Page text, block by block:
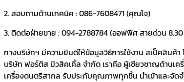
2. สอบถามด้านเทคนิค : 086-7608471 (คุณโจ)
3. ติดต่อฝ่ายขาย : 094-2788784 (ออฟฟิศ สายด่วน
ทางบริษัทฯ มีความยินดีให้ข้อมูลวิธีการใช้งาน สเป็คสินค้
บริษัท ฟอร์ติส มิวสิคเคิ้ล จำกัด เราคือ ผู้เชียวชาญด้านเค
เครื่องดนตรีสากล รับประกับคุณภาพทุกชิ้น นำเข้าและจั